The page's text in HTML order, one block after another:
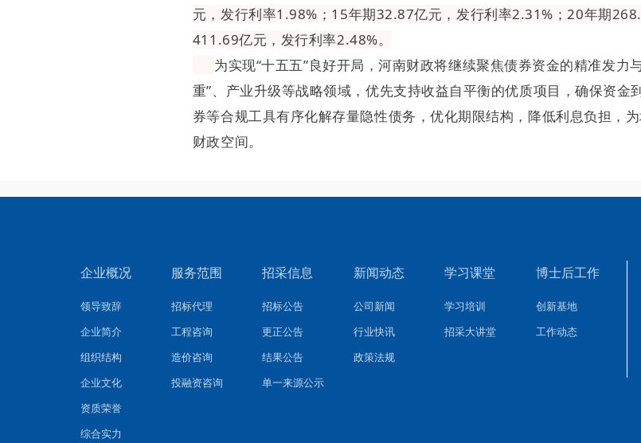
元，发行利率1.98%；15年期32.87亿元，发行利率2.31%；20年期
411.69亿元，发行利率2.48%。
为实现“十五五”良好开局，河南财政将继续聚焦债券资金的精准发力
重”、产业升级等战略领域，优先支持收益自平衡的优质项目，确保资金
券等合规工具有序化解存量隐性债务，优化期限结构，降低利息负担，
财政空间。
企业概况
领导致辞
企业简介
组织结构
企业文化
资质荣誉
综合实力
服务范围
招标代理
工程咨询
造价咨询
投融资咨询
招采信息
招标公告
更正公告
结果公告
单一来源公示
新闻动态
公司新闻
行业快讯
政策法规
学习课堂
学习培训
招采大讲堂
博士后工作
创新基地
工作动态